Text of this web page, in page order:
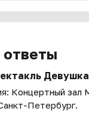
Концертный зал
Петербург.